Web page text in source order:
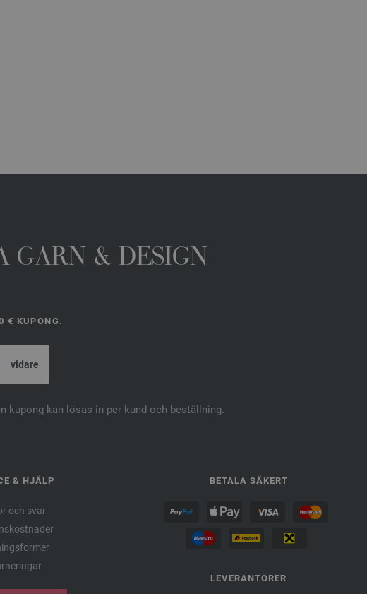
GARN & DESIGN
€ KUPONG.
kupong kan lösas in per kund och beställning.
& HJÄLP
och svar
BETALA SÄKERT
LEVERANTÖRER